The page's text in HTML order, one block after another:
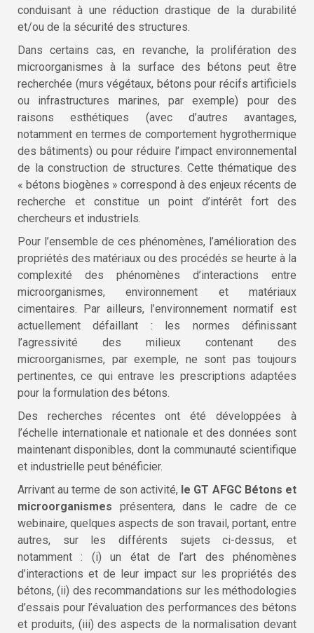
conduisant à une réduction drastique de la durabilité
et/ou de la sécurité des structures.
Dans certains cas, en revanche, la prolifération des
microorganismes à la surface des bétons peut être
recherchée (murs végétaux, bétons pour récifs artificiels
ou infrastructures marines, par exemple) pour des
raisons esthétiques (avec d’autres avantages,
notamment en termes de comportement hygrothermique
des bâtiments) ou pour réduire l’impact environnemental
de la construction de structures. Cette thématique des
« bétons biogènes » correspond à des enjeux récents de
recherche et constitue un point d’intérêt fort des
chercheurs et industriels.
Pour l’ensemble de ces phénomènes, l’amélioration des
propriétés des matériaux ou des procédés se heurte à la
complexité des phénomènes d’interactions entre
microorganismes, environnement et matériaux
cimentaires. Par ailleurs, l’environnement normatif est
actuellement défaillant : les normes définissant
l’agressivité des milieux contenant des
microorganismes, par exemple, ne sont pas toujours
pertinentes, ce qui entrave les prescriptions adaptées
pour la formulation des bétons.
Des recherches récentes ont été développées à
l’échelle internationale et nationale et des données sont
maintenant disponibles, dont la communauté scientifique
et industrielle peut bénéficier.
Arrivant au terme de son activité, le GT AFGC Bétons et
microorganismes présentera, dans le cadre de ce
webinaire, quelques aspects de son travail, portant, entre
autres, sur les différents sujets ci-dessus, et
notamment : (i) un état de l’art des phénomènes
d’interactions et de leur impact sur les propriétés des
bétons, (ii) des recommandations sur les méthodologies
d’essais pour l’évaluation des performances des bétons
et produits, (iii) des aspects de la normalisation devant